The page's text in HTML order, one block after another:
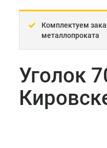
Комплектуем
металлопроката
Уголок